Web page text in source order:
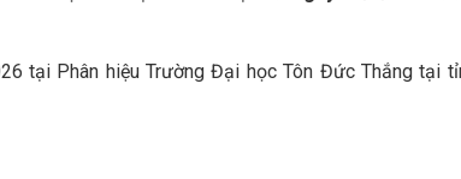
tại Phân hiệu Trường Đại học Tôn Đức Thắng tại